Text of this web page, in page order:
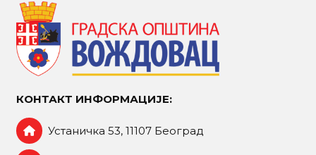
КОНТАКТ ИНФОРМАЦИЈЕ:
Устаничка 53, 11107 Београд